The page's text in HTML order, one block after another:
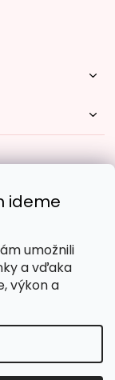
ideme
umožnili
a vďaka
výkon a
. Všetky práva